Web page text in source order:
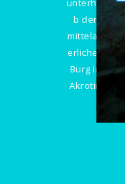
unterhal
b der
mittelalt
erlichen
Burg in
Akrotiri